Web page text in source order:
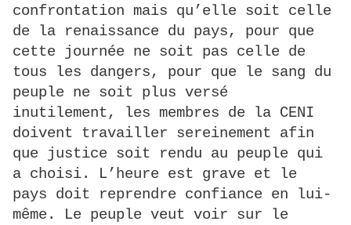
confrontation mais qu’elle soit celle
de la renaissance du pays, pour que
cette journée ne soit pas celle de
tous les dangers, pour que le sang du
peuple ne soit plus versé
inutilement, les membres de la CENI
doivent travailler sereinement afin
que justice soit rendu au peuple qui
a choisi. L’heure est grave et le
pays doit reprendre confiance en lui-
même. Le peuple veut voir sur le